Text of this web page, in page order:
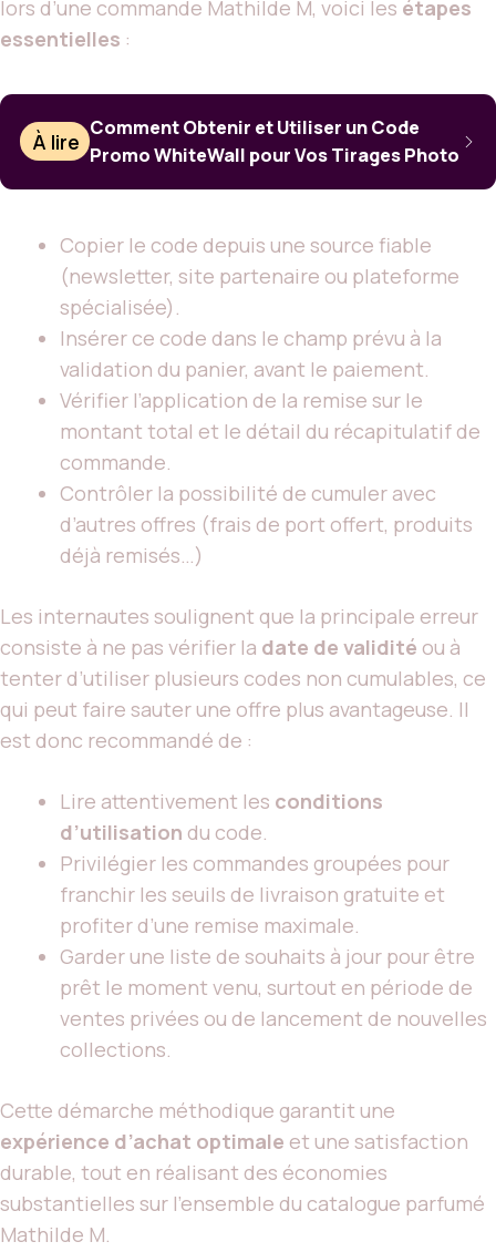
lors d’une commande Mathilde M, voici les étapes
essentielles :
À lire
Comment Obtenir et Utiliser un Code
Promo WhiteWall pour Vos Tirages Photo
Copier le code depuis une source fiable
(newsletter, site partenaire ou plateforme
spécialisée).
Insérer ce code dans le champ prévu à la
validation du panier, avant le paiement.
Vérifier l’application de la remise sur le
montant total et le détail du récapitulatif de
commande.
Contrôler la possibilité de cumuler avec
d’autres offres (frais de port offert, produits
déjà remisés…)
Les internautes soulignent que la principale erreur
consiste à ne pas vérifier la date de validité ou à
tenter d’utiliser plusieurs codes non cumulables, ce
qui peut faire sauter une offre plus avantageuse. Il
est donc recommandé de :
Lire attentivement les conditions
d’utilisation du code.
Privilégier les commandes groupées pour
franchir les seuils de livraison gratuite et
profiter d’une remise maximale.
Garder une liste de souhaits à jour pour être
prêt le moment venu, surtout en période de
ventes privées ou de lancement de nouvelles
collections.
Cette démarche méthodique garantit une
expérience d’achat optimale et une satisfaction
durable, tout en réalisant des économies
substantielles sur l’ensemble du catalogue parfumé
Mathilde M.